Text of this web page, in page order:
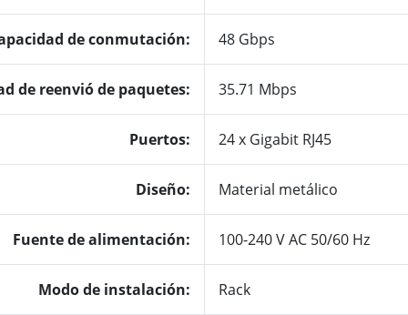
de conmutación: 48 Gbps
de reenvió de paquetes: 35.71 Mbps
Puertos: 24 x Gigabit RJ45
Diseño: Material metálico
Fuente de alimentación: 100-240 V AC 50/60 Hz
Modo de instalación: Rack